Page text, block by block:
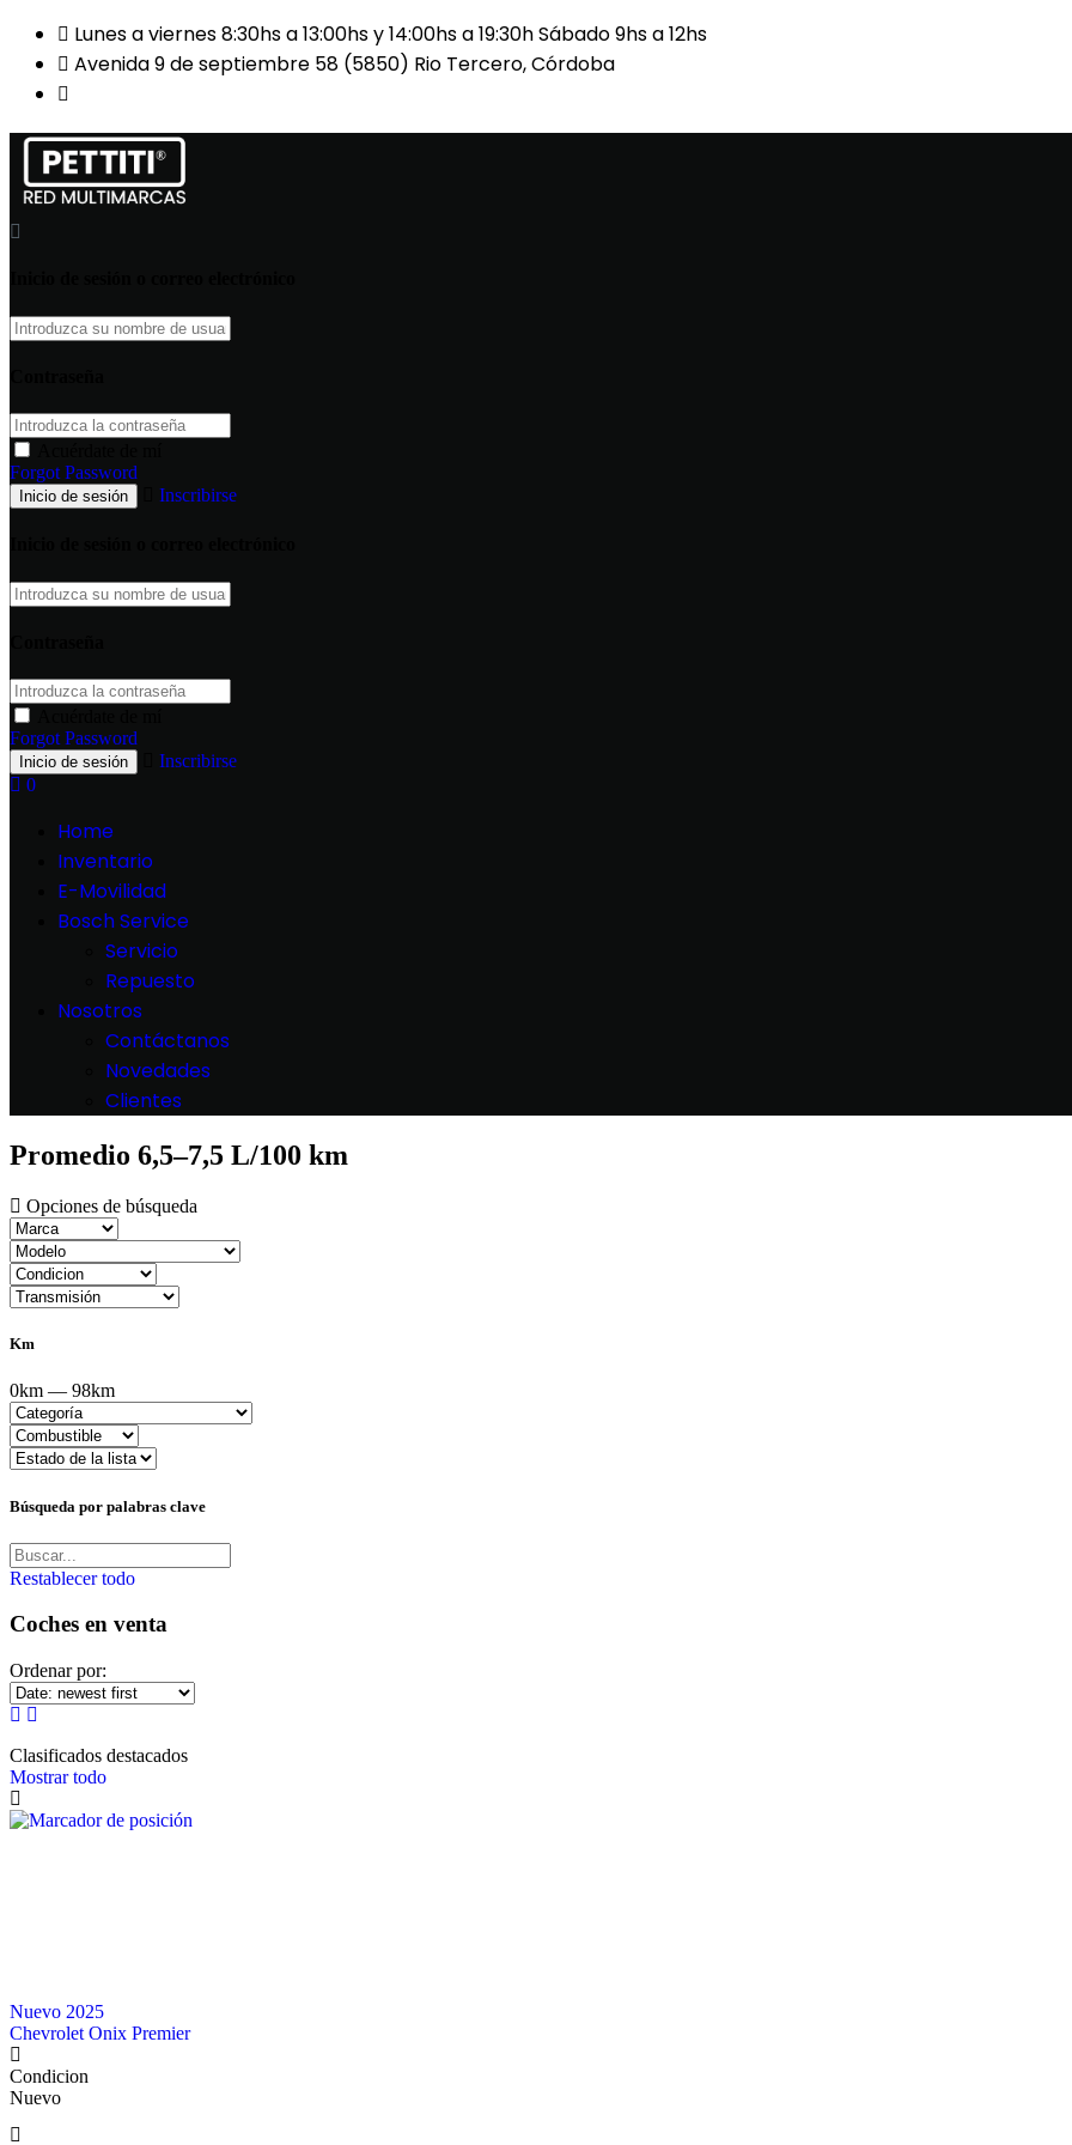
Lunes a viernes 8:30hs a 13:00hs y 14:00hs a 19:30h Sábado 9hs a 12hs
Avenida 9 de septiembre 58 (5850) Rio Tercero, Córdoba
Forgot Password
Inscribirse
Forgot Password
Inscribirse
0
Home
Inventario
E-Movilidad
Bosch Service
Servicio
Repuesto
Nosotros
Contáctanos
Novedades
Clientes
Promedio 6,5–7,5 L/100 km
Opciones de búsqueda
Km
0km — 98km
Búsqueda por palabras clave
Restablecer todo
Coches en venta
Ordenar por:
Clasificados destacados
Mostrar todo
Nuevo 2025
Chevrolet Onix Premier
Condicion
Nuevo